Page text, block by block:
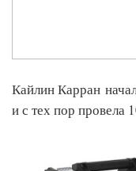
Кайлин Карран
и с тех пор провела